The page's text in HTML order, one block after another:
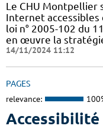
Le CHU Montpellier
Internet
loi n° 2005-102 du
en œuvre la
14/11/2024 11:12
PAGES
relevance:
Accessibilité